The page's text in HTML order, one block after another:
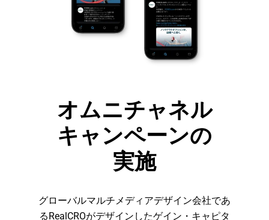
オムニチャネル
キャンペーンの
実施
グローバルマルチメディアデザイン会社であ
るRealCROがデザインしたゲイン・キャピタ